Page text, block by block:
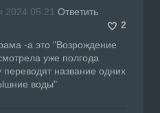
2024 05:21 Ответить
2
-а это "Возрождение
уже полгода
название одних
воды"